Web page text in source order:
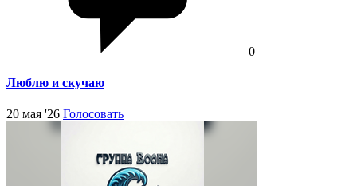
0
Люблю и скучаю
20 мая '26 Голосовать